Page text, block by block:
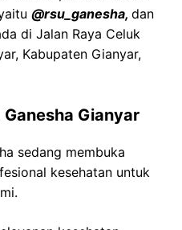
@rsu_ganesha, dan
di Jalan Raya Celuk
Kabupaten Gianyar,
Ganesha Gianyar
sedang membuka
kesehatan untuk